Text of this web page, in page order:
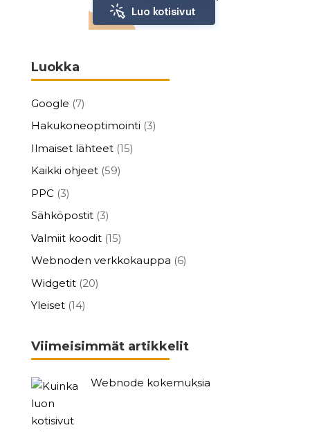
Luokka
Google (7)
Hakukoneoptimointi (3)
Ilmaiset lähteet(15)
Kaikki ohjeet(59)
PPC (3)
Sähköpostit(3)
Valmiit koodit(15)
Webnoden verkkokauppa (6)
Widgetit(20)
Yleiset(14)
Viimeisimmät artikkelit
Webnode kokemuksia